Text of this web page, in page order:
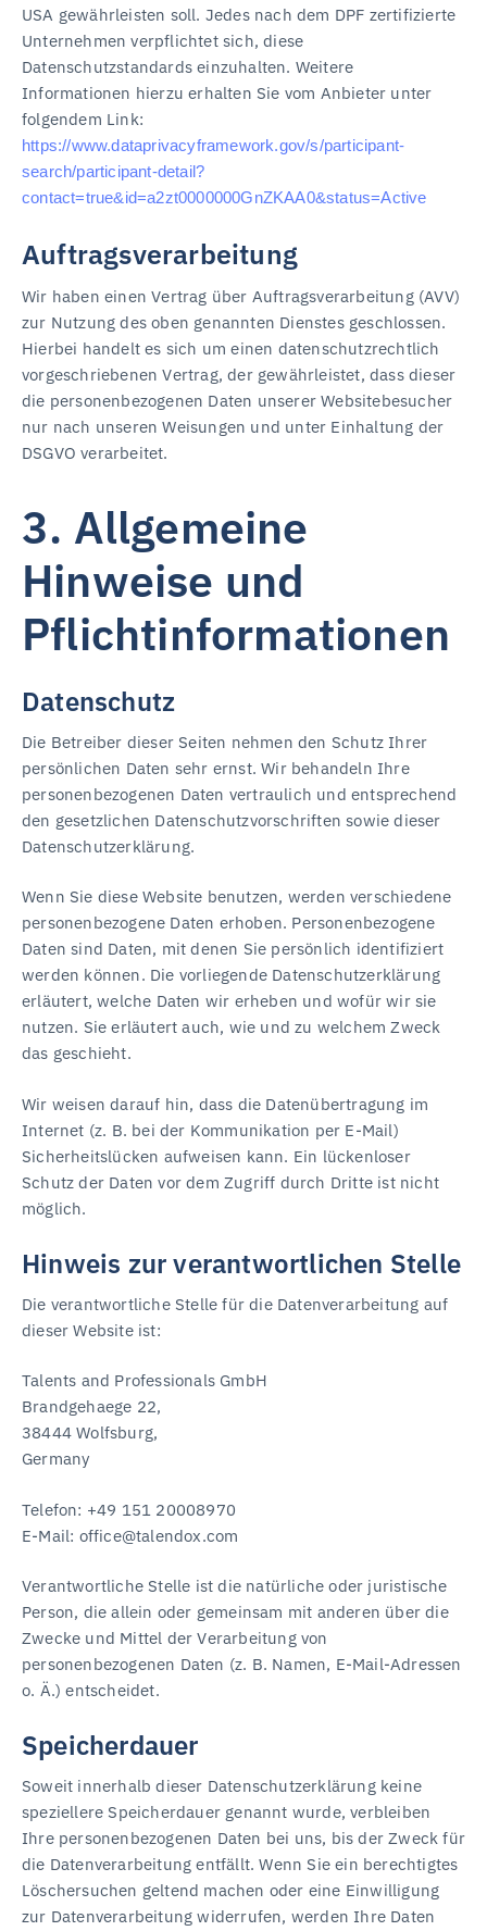
USA gewährleisten soll. Jedes nach dem DPF zertifizierte
Unternehmen verpflichtet sich, diese
Datenschutzstandards einzuhalten. Weitere
Informationen hierzu erhalten Sie vom Anbieter unter
folgendem Link:
https://www.dataprivacyframework.gov/s/participant-
search/participant-detail?
contact=true&id=a2zt0000000GnZKAA0&status=Active
Auftragsverarbeitung
Wir haben einen Vertrag über Auftragsverarbeitung (AVV)
zur Nutzung des oben genannten Dienstes geschlossen.
Hierbei handelt es sich um einen datenschutzrechtlich
vorgeschriebenen Vertrag, der gewährleistet, dass dieser
die personenbezogenen Daten unserer Websitebesucher
nur nach unseren Weisungen und unter Einhaltung der
DSGVO verarbeitet.
3. Allgemeine
Hinweise und
Pflicht­informationen
Datenschutz
Die Betreiber dieser Seiten nehmen den Schutz Ihrer
persönlichen Daten sehr ernst. Wir behandeln Ihre
personenbezogenen Daten vertraulich und entsprechend
den gesetzlichen Datenschutzvorschriften sowie dieser
Datenschutzerklärung.
Wenn Sie diese Website benutzen, werden verschiedene
personenbezogene Daten erhoben. Personenbezogene
Daten sind Daten, mit denen Sie persönlich identifiziert
werden können. Die vorliegende Datenschutzerklärung
erläutert, welche Daten wir erheben und wofür wir sie
nutzen. Sie erläutert auch, wie und zu welchem Zweck
das geschieht.
Wir weisen darauf hin, dass die Datenübertragung im
Internet (z. B. bei der Kommunikation per E-Mail)
Sicherheitslücken aufweisen kann. Ein lückenloser
Schutz der Daten vor dem Zugriff durch Dritte ist nicht
möglich.
Hinweis zur verantwortlichen Stelle
Die verantwortliche Stelle für die Datenverarbeitung auf
dieser Website ist:
Talents and Professionals GmbH
Brandgehaege 22,
38444 Wolfsburg,
Germany
Telefon: ‭+49 151 20008970‬
E-Mail: office@talendox.com
Verantwortliche Stelle ist die natürliche oder juristische
Person, die allein oder gemeinsam mit anderen über die
Zwecke und Mittel der Verarbeitung von
personenbezogenen Daten (z. B. Namen, E-Mail-Adressen
o. Ä.) entscheidet.
Speicherdauer
Soweit innerhalb dieser Datenschutzerklärung keine
speziellere Speicherdauer genannt wurde, verbleiben
Ihre personenbezogenen Daten bei uns, bis der Zweck für
die Datenverarbeitung entfällt. Wenn Sie ein berechtigtes
Löschersuchen geltend machen oder eine Einwilligung
zur Datenverarbeitung widerrufen, werden Ihre Daten